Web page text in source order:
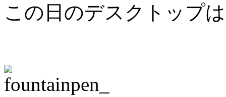
この日のデスクトップ